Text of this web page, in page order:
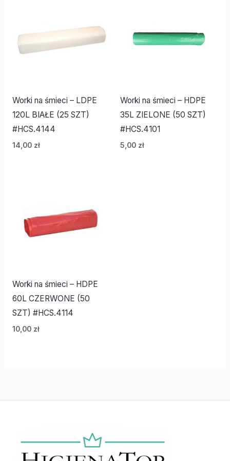
Worki na śmieci – LDPE
120L BIAŁE (25 SZT)
#HCS.4144
14,00 zł
Worki na śmieci – HDPE
35L ZIELONE (50 SZT)
#HCS.4101
5,00 zł
Worki na śmieci – HDPE
60L CZERWONE (50
SZT) #HCS.4114
10,00 zł